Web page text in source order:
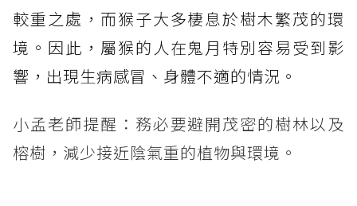
較重之處，而猴子大多棲息於樹木繁茂的環
境。因此，屬猴的人在鬼月特別容易受到影
響，出現生病感冒、身體不適的情況。
小孟老師提醒：務必要避開茂密的樹林以及
榕樹，減少接近陰氣重的植物與環境。